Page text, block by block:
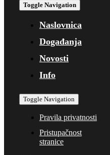
Toggle Navigation
Naslovnica
Događanja
Novosti
Info
Toggle Navigation
Pravila privatnosti
Pristupačnost
stranice